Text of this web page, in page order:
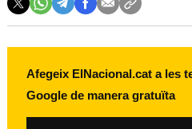
Afegeix ElNacional.cat a les
Google de manera gratuïta